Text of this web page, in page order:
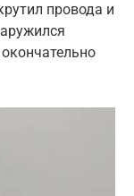
провода и